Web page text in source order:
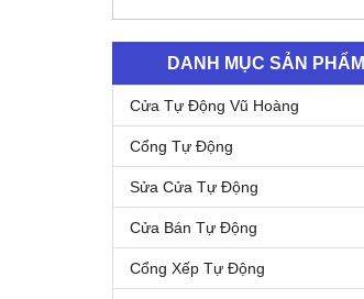
DANH MỤC SẢN PHẨM
Cửa Tự Động Vũ Hoàng
Cổng Tự Động
Sửa Cửa Tự Động
Cửa Bán Tự Động
Cổng Xếp Tự Động